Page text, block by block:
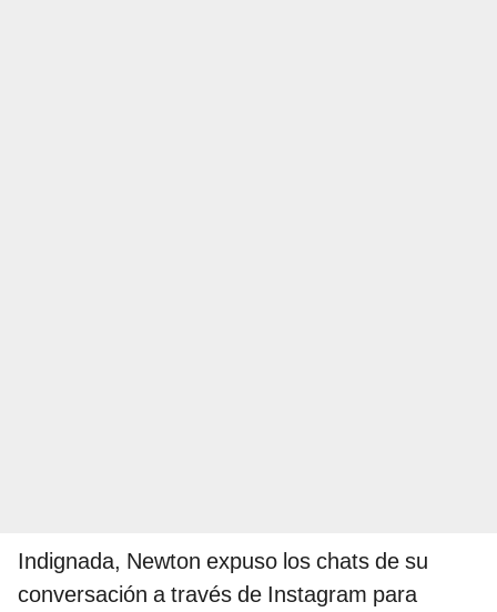
Indignada, Newton expuso los chats de su
conversación a través de Instagram para